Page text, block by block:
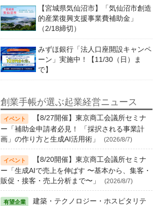
【宮城県気仙沼市】「気仙沼市創造
的産業復興支援事業費補助金」
（2/18締切）
みずほ銀行「法人口座開設キャンペ
ーン」実施中！【11/30（日）ま
で】
創業手帳が選ぶ起業経営ニュース
【8/27開催】東京商工会議所セミナ
ー「補助金申請者必見！ 「採択される事業計
画」の作り方と生成AI活用術」
(2026/8/7)
【8/20開催】東京商工会議所セミナ
ー「生成AIで売上を伸ばす 〜基本から、集客・
販促・接客・売上分析まで〜」
(2026/8/7)
建築・テクノロジー・ホスピタリテ